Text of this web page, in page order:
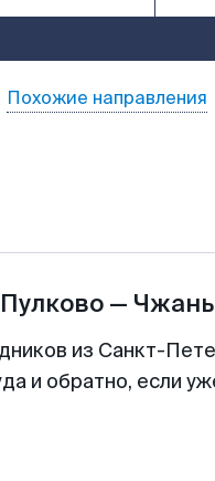
Похожие направления
Пулково—
из Санкт-
и обратно, если